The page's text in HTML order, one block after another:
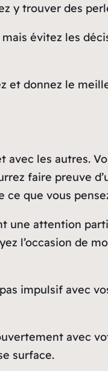
y trouver des
évitez les
et donnez le
les autres.
faire preuve
ce que vous
une attention
l’occasion de
impulsif avec
avec
surface.